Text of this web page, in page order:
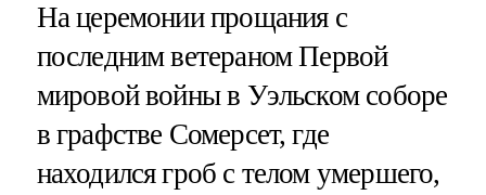
На церемонии прощания с
последним ветераном Первой
мировой войны в Уэльском соборе
в графстве Сомерсет, где
находился гроб с телом умершего,